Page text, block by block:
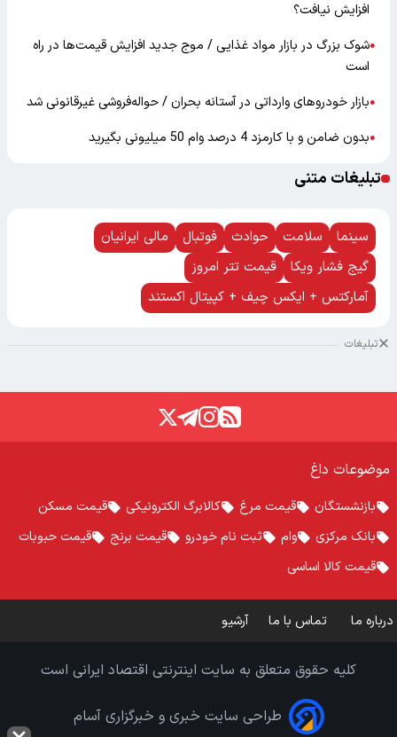
افزایش نیافت؟
●شوک بزرگ در بازار مواد غذایی / موج جدید افزایش قیمت‌ها در راه
است
●بازار خودرو‌های وارداتی در آستانه بحران / حواله‌فروشی غیرقانونی شد
●بدون ضامن و با کارمزد 4 درصد وام 50 میلیونی بگیرید
تبلیغات متنی
سینما سلامت حوادث فوتبال
مالی ایرانیان
گیج فشار ویکا
قیمت تتر امروز
آمارکتس + ایکس چیف + کپیتال اکستند
تبلیغات
موضوعات داغ
بازنشستگان قیمت مرغ کالابرگ الکترونیکی
قیمت مسکن
بانک مرکزی
وام ثبت نام خودرو قیمت برنج
قیمت حبوبات
قیمت کالا اساسی
درباره ما تماس با ما آرشیو
کلیه حقوق متعلق به سایت اینترنتی اقتصاد ایرانی است
طراحی سایت خبری و خبرگزاری آسام